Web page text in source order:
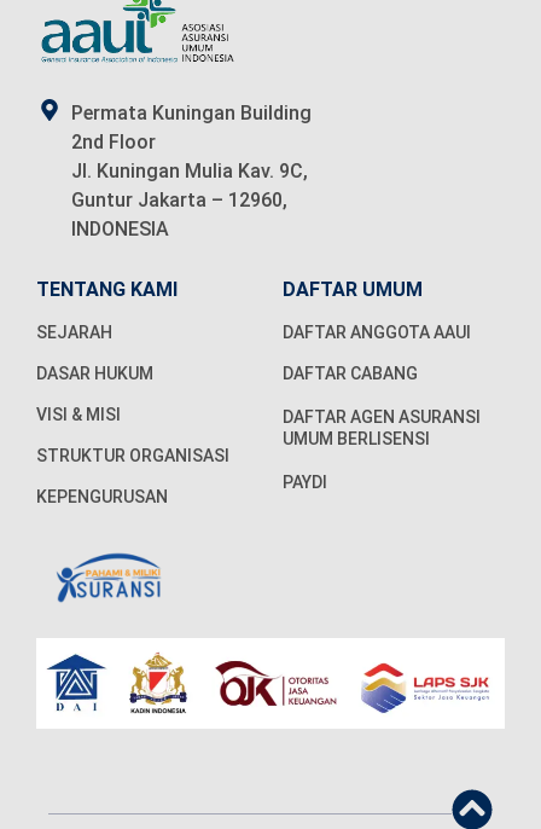
Permata Kuningan Building
2nd Floor
Jl. Kuningan Mulia Kav. 9C,
Guntur Jakarta – 12960,
INDONESIA
TENTANG KAMI
SEJARAH
DASAR HUKUM
VISI & MISI
STRUKTUR ORGANISASI
KEPENGURUSAN
DAFTAR UMUM
DAFTAR ANGGOTA AAUI
DAFTAR CABANG
DAFTAR AGEN ASURANSI
UMUM BERLISENSI
PAYDI